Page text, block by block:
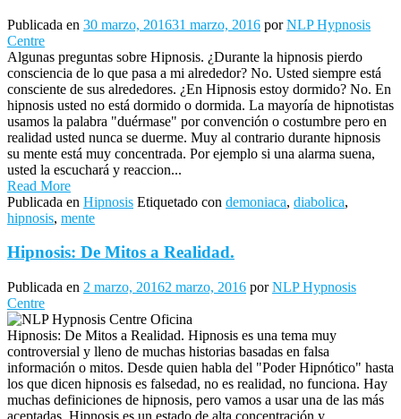
Publicada en 30 marzo, 201631 marzo, 2016 porNLP Hypnosis
Centre
Algunas preguntas sobre Hipnosis. ¿Durante la hipnosis pierdo
consciencia de lo que pasa a mi alrededor? No. Usted siempre está
consciente de sus alrededores. ¿En Hipnosis estoy dormido? No. En
hipnosis usted no está dormido o dormida. La mayoría de hipnotistas
usamos la palabra "duérmase" por convención o costumbre pero en
realidad usted nunca se duerme. Muy al contrario durante hipnosis
su mente está muy concentrada. Por ejemplo si una alarma suena,
usted la escuchará y reaccion...
Read More
Publicada en Hipnosis Etiquetado con demoniaca, diabolica,
hipnosis, mente
Hipnosis: De Mitos a Realidad.
Publicada en 2 marzo, 20162 marzo, 2016 porNLP Hypnosis
Centre
Hipnosis: De Mitos a Realidad. Hipnosis es una tema muy
controversial y lleno de muchas historias basadas en falsa
información o mitos. Desde quien habla del "Poder Hipnótico" hasta
los que dicen hipnosis es falsedad, no es realidad, no funciona. Hay
muchas definiciones de hipnosis, pero vamos a usar una de las más